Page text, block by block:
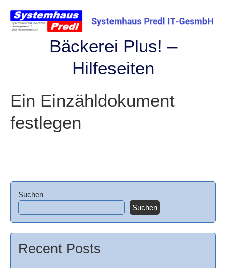
content
Bäckerei Plus! –
Hilfeseiten
Ein Einzähldokument
festlegen
Suchen
Suchen
Recent Posts